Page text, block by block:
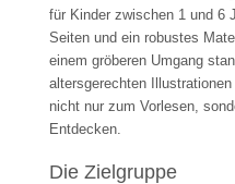
für Kinder zwischen 1 und 6
Seiten und ein robustes
einem gröberen Umgang
altersgerechten
nicht nur zum Vorlesen,
Entdecken.
Die Zielgruppe